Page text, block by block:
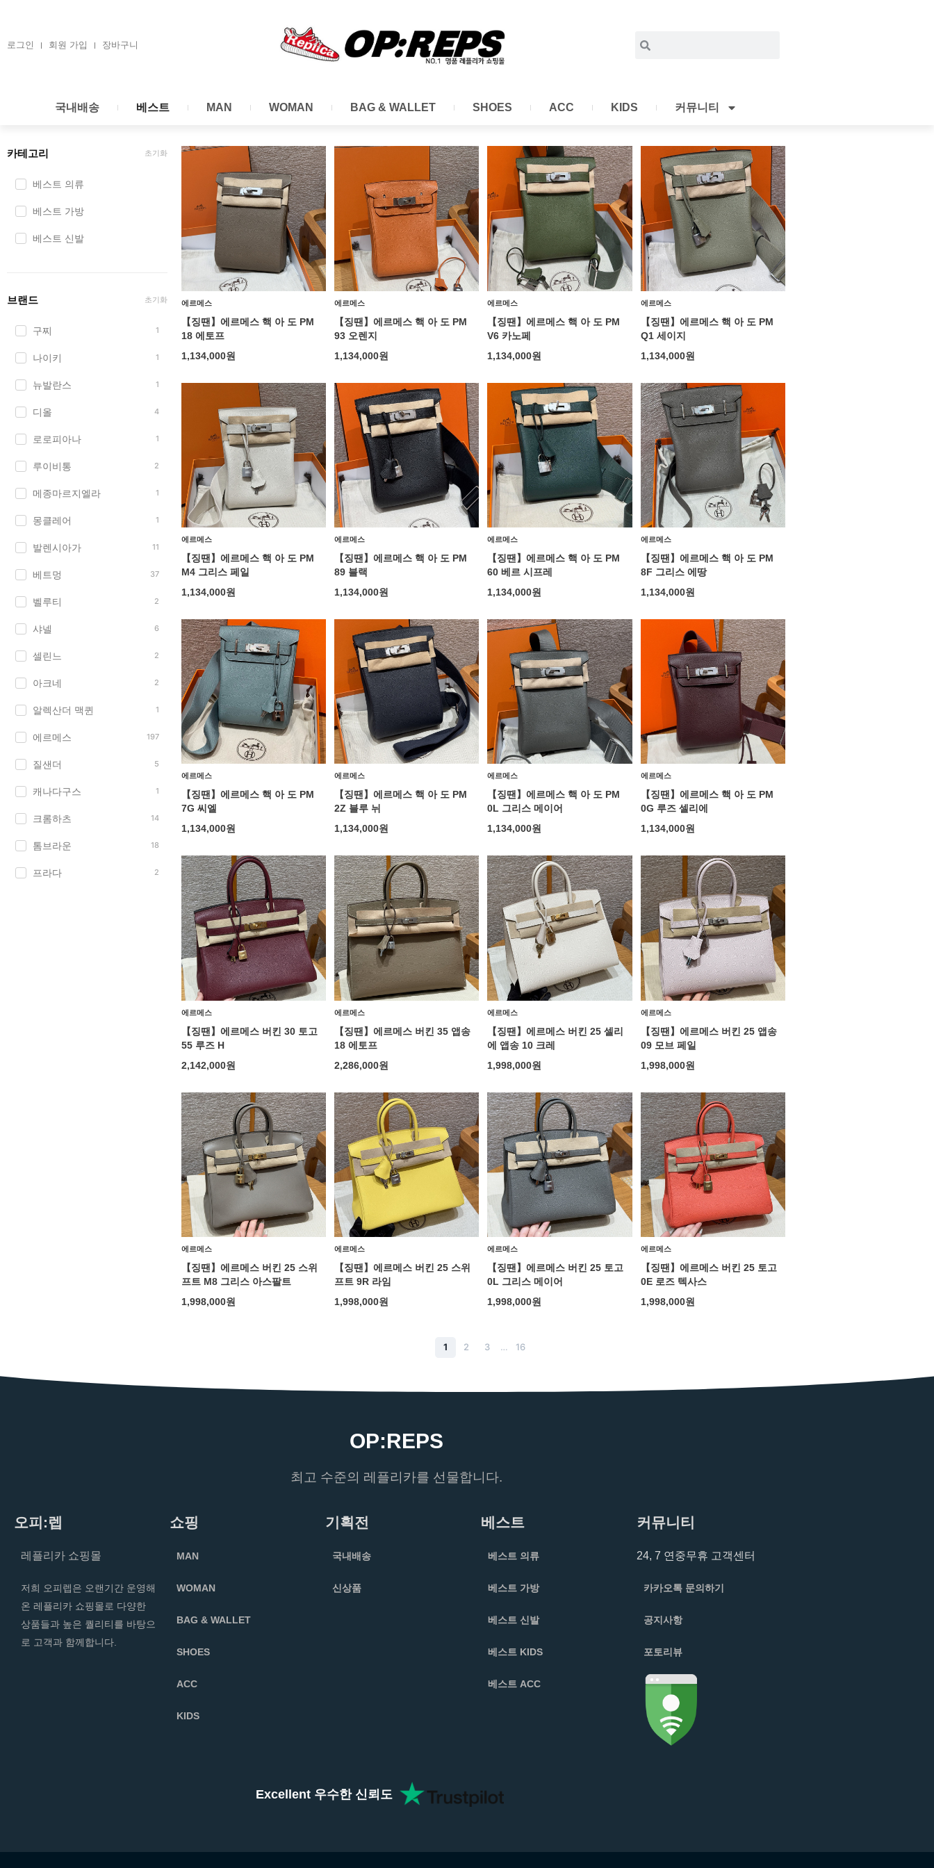
츠로그인 회원 가입 장바구니
국내배송 베스트 MAN WOMAN BAG & WALLET SHOES ACC KIDS 커뮤니티
카테고리 초기화
베스트 의류
베스트 가방
베스트 신발
브랜드 초기화
구찌 1
나이키 1
뉴발란스 1
디올 4
로로피아나 1
루이비통 2
메종마르지엘라 1
몽클레어 1
발렌시아가 11
베트멍 37
벨루티 2
샤넬 6
셀린느 2
아크네 2
알렉산더 맥퀸 1
에르메스 197
질샌더 5
캐나다구스 1
크롬하츠 14
톰브라운 18
프라다 2
에르메스
【징땐】에르메스 핵 아 도 PM
18 에토프
1,134,000원
에르메스
【징땐】에르메스 핵 아 도 PM
93 오렌지
1,134,000원
에르메스
【징땐】에르메스 핵 아 도 PM
V6 카노페
1,134,000원
에르메스
【징땐】에르메스 핵 아 도 PM
Q1 세이지
1,134,000원
에르메스
【징땐】에르메스 핵 아 도 PM
M4 그리스 페일
1,134,000원
에르메스
【징땐】에르메스 핵 아 도 PM
89 블랙
1,134,000원
에르메스
【징땐】에르메스 핵 아 도 PM
60 베르 시프레
1,134,000원
에르메스
【징땐】에르메스 핵 아 도 PM
8F 그리스 에땅
1,134,000원
에르메스
【징땐】에르메스 핵 아 도 PM
7G 씨엘
1,134,000원
에르메스
【징땐】에르메스 핵 아 도 PM
2Z 블루 뉘
1,134,000원
에르메스
【징땐】에르메스 핵 아 도 PM
0L 그리스 메이어
1,134,000원
에르메스
【징땐】에르메스 핵 아 도 PM
0G 루즈 셀리에
1,134,000원
에르메스
【징땐】에르메스 버킨 30 토고
55 루즈 H
2,142,000원
에르메스
【징땐】에르메스 버킨 35 앱송
18 에토프
2,286,000원
에르메스
【징땐】에르메스 버킨 25 셀리
에 앱송 10 크레
1,998,000원
에르메스
【징땐】에르메스 버킨 25 앱송
09 모브 페일
1,998,000원
에르메스
【징땐】에르메스 버킨 25 스위
프트 M8 그리스 아스팔트
1,998,000원
에르메스
【징땐】에르메스 버킨 25 스위
프트 9R 라임
1,998,000원
에르메스
【징땐】에르메스 버킨 25 토고
0L 그리스 메이어
1,998,000원
에르메스
【징땐】에르메스 버킨 25 토고
0E 로즈 텍사스
1,998,000원
Page
1
Page
2
Page
3 …
Page
16
OP:REPS
최고 수준의 레플리카를 선물합니다.
오피:렙
레플리카 쇼핑몰
저희 오피렙은 오랜기간 운영해
온 레플리카 쇼핑몰로 다양한
상품들과 높은 퀄리티를 바탕으
로 고객과 함께합니다.
쇼핑
MAN
WOMAN
BAG & WALLET
SHOES
ACC
KIDS
기획전
국내배송
신상품
베스트
베스트 의류
베스트 가방
베스트 신발
베스트 KIDS
베스트 ACC
커뮤니티
24, 7 연중무휴 고객센터
카카오톡 문의하기
공지사항
포토리뷰
Excellent 우수한 신뢰도